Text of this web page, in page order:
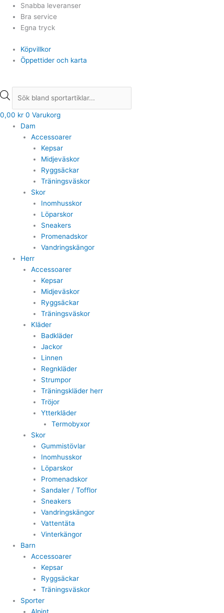
Hoppa
innehåll
Snabba leveranser
Bra service
Egna tryck
Köpvillkor
Öppettider och karta
Products
search
0,00 kr 0 Varukorg
Dam
Accessoarer
Kepsar
Midjeväskor
Ryggsäckar
Träningsväskor
Skor
Inomhusskor
Löparskor
Sneakers
Promenadskor
Vandringskängor
Herr
Accessoarer
Kepsar
Midjeväskor
Ryggsäckar
Träningsväskor
Kläder
Badkläder
Jackor
Linnen
Regnkläder
Strumpor
Träningskläder herr
Tröjor
Ytterkläder
Termobyxor
Skor
Gummistövlar
Inomhusskor
Löparskor
Promenadskor
Sandaler / Tofflor
Sneakers
Vandringskängor
Vattentäta
Vinterkängor
Barn
Accessoarer
Kepsar
Ryggsäckar
Träningsväskor
Sporter
Alpint
Products
search
Det
ursprungliga
priset
1.499,00 kr.
Det